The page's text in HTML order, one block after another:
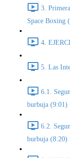
3.
Space Boxing
4.
5. Las
6.1.
burbuja (9:01)
6.2.
burbuja (8:20)